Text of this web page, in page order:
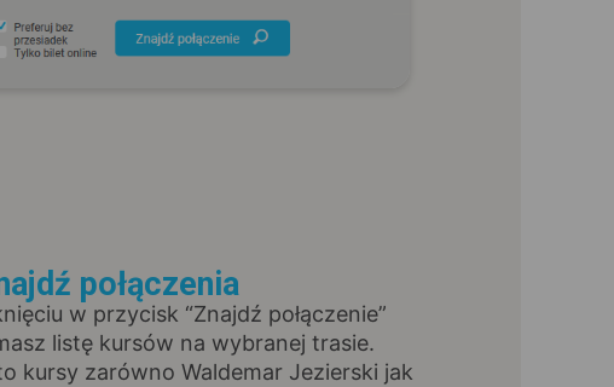
połączenia
w przycisk “Znajdź połączenie”
listę kursów na wybranej trasie.
kursy zarówno Waldemar Jezierski jak